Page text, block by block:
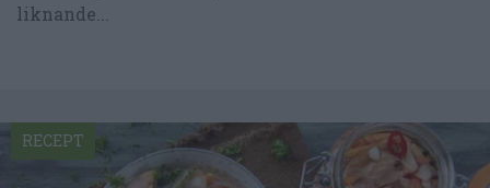
liknande...
RECEPT